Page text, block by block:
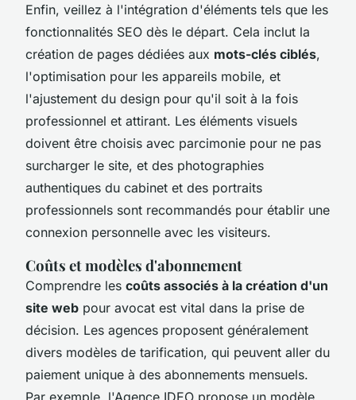
Enfin, veillez à l'intégration d'éléments tels que les
fonctionnalités SEO dès le départ. Cela inclut la
création de pages dédiées aux mots-clés ciblés,
l'optimisation pour les appareils mobile, et
l'ajustement du design pour qu'il soit à la fois
professionnel et attirant. Les éléments visuels
doivent être choisis avec parcimonie pour ne pas
surcharger le site, et des photographies
authentiques du cabinet et des portraits
professionnels sont recommandés pour établir une
connexion personnelle avec les visiteurs.
Coûts et modèles d'abonnement
Comprendre les coûts associés à la création d'un
site web pour avocat est vital dans la prise de
décision. Les agences proposent généralement
divers modèles de tarification, qui peuvent aller du
paiement unique à des abonnements mensuels.
Par exemple, l'Agence IDEO propose un modèle